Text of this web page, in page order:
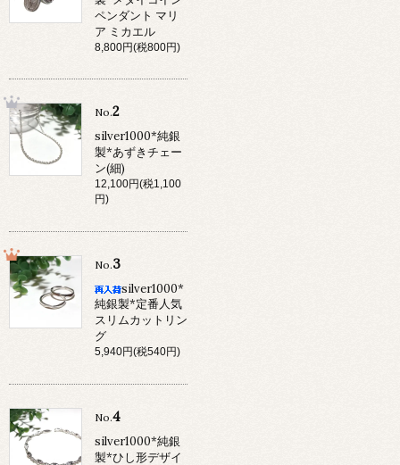
ペンダント マリ
ア ミカエル
8,800円(税800円)
No.2
silver1000*純銀
製*あずきチェー
ン(細)
12,100円(税1,100
円)
No.3
silver1000*
純銀製*定番人気
スリムカットリン
グ
5,940円(税540円)
No.4
silver1000*純銀
製*ひし形デザイ